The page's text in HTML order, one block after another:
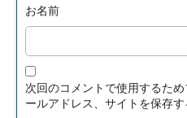
お名前
次回のコメントで使用するた
ールアドレス、サイトを保存す